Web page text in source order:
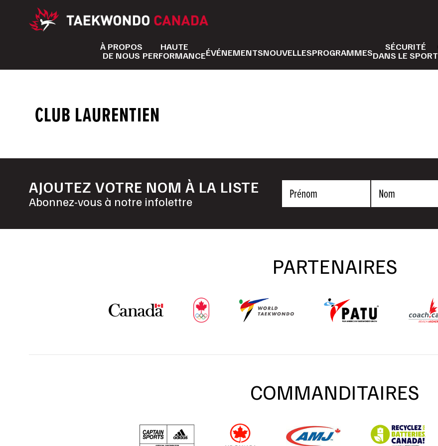
À PROPOS
DE NOUS
HAUTE
PERFORMANCEÉVÉNEMENTSNOUVELLESPROGRAMMES
SÉCURITÉ
DANS LE SPORT
CLUB LAURENTIEN
AJOUTEZ VOTRE NOM À LA LISTE
Abonnez-vous à notre infolettre
Prénom Nom
PARTENAIRES
COMMANDITAIRES